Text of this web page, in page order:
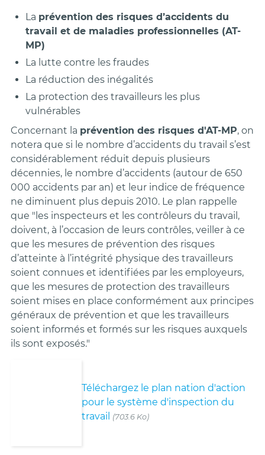
La prévention des risques d’accidents du
travail et de maladies professionnelles (AT-
MP)
La lutte contre les fraudes
La réduction des inégalités
La protection des travailleurs les plus
vulnérables
Concernant la prévention des risques d'AT-MP, on
notera que si le nombre d’accidents du travail s’est
considérablement réduit depuis plusieurs
décennies, le nombre d’accidents (autour de 650
000 accidents par an) et leur indice de fréquence
ne diminuent plus depuis 2010. Le plan rappelle
que "les inspecteurs et les contrôleurs du travail,
doivent, à l’occasion de leurs contrôles, veiller à ce
que les mesures de prévention des risques
d’atteinte à l’intégrité physique des travailleurs
soient connues et identifiées par les employeurs,
que les mesures de protection des travailleurs
soient mises en place conformément aux principes
généraux de prévention et que les travailleurs
soient informés et formés sur les risques auxquels
ils sont exposés."
Téléchargez le plan nation d'action
pour le système d'inspection du
travail
(703.6 Ko)